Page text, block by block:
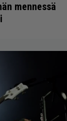
mennessä